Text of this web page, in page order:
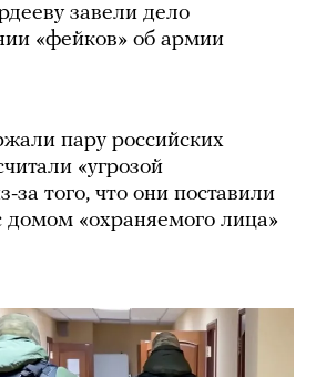
завели дело
«фейков» об армии
пару российских
«угрозой
за того, что они поставили
домом «охраняемого лица»